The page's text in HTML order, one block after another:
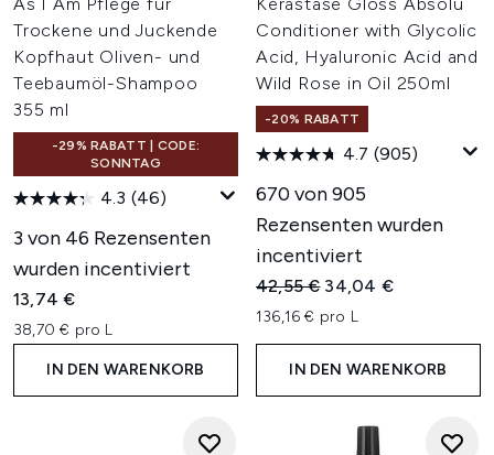
As I Am Pflege für
Trockene und Juckende
Kopfhaut Oliven- und
Teebaumöl-Shampoo
355 ml
-29% RABATT | CODE:
SONNTAG
4.3 (46)
3 von 46 Rezensenten
wurden incentiviert
13,74 €
38,70 € pro L
IN DEN WARENKORB
Kérastase Gloss Absolu
Conditioner with Glycolic
Acid, Hyaluronic Acid and
Wild Rose in Oil 250ml
-20% RABATT
4.7 (905)
670 von 905
Rezensenten wurden
incentiviert
Unverbindliche
42,55 € Aktueller Preis:
34,04 €
136,16 € pro L
IN DEN WARENKORB